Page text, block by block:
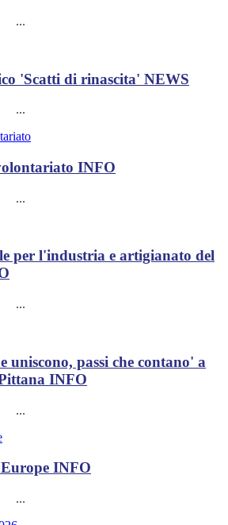
'Scatti di rinascita' NEWS
INFO
per l'industria e artigianato del
uniscono, passi che contano' a
INFO
INFO